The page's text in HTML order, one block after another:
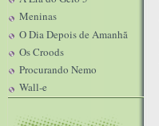
Meninas
O Dia Depois de Amanhã
Os Croods
Procurando Nemo
Wall-e